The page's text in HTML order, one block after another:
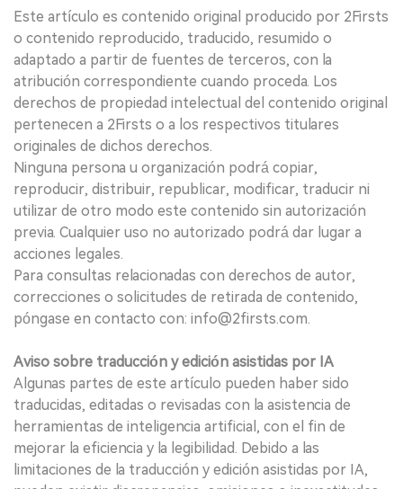
Este artículo es contenido original producido por 2Firsts
o contenido reproducido, traducido, resumido o
adaptado a partir de fuentes de terceros, con la
atribución correspondiente cuando proceda. Los
derechos de propiedad intelectual del contenido original
pertenecen a 2Firsts o a los respectivos titulares
originales de dichos derechos.
Ninguna persona u organización podrá copiar,
reproducir, distribuir, republicar, modificar, traducir ni
utilizar de otro modo este contenido sin autorización
previa. Cualquier uso no autorizado podrá dar lugar a
acciones legales.
Para consultas relacionadas con derechos de autor,
correcciones o solicitudes de retirada de contenido,
póngase en contacto con: info@2firsts.com.
Aviso sobre traducción y edición asistidas por IA
Algunas partes de este artículo pueden haber sido
traducidas, editadas o revisadas con la asistencia de
herramientas de inteligencia artificial, con el fin de
mejorar la eficiencia y la legibilidad. Debido a las
limitaciones de la traducción y edición asistidas por IA,